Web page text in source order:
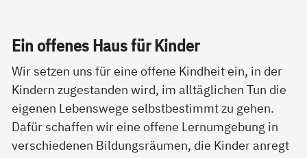
Ein of­fe­nes Haus für Kin­der
Wir setzen uns für eine offene Kindheit ein, in der
Kindern zugestanden wird, im alltäglichen Tun die
eigenen Lebenswege selbstbestimmt zu gehen.
Dafür schaffen wir eine offene Lernumgebung in
verschiedenen Bildungsräumen, die Kinder anregt